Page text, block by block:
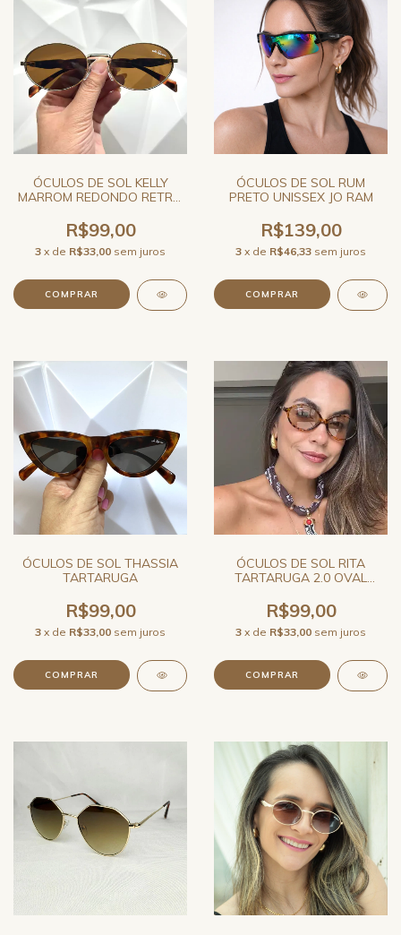
ÓCULOS DE SOL KELLY
MARROM REDONDO RETRÔ
R$99,00
3 x de R$33,00 sem juros
ÓCULOS DE SOL RUM
PRETO UNISSEX JO RAM
R$139,00
3 x de R$46,33 sem juros
ÓCULOS DE SOL THASSIA
TARTARUGA
R$99,00
3 x de R$33,00 sem juros
ÓCULOS DE SOL RITA
TARTARUGA 2.0 OVAL
R$99,00
3 x de R$33,00 sem juros